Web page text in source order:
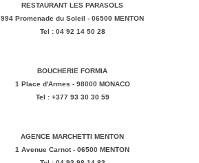
RESTAURANT LES PARASOLS
994 Promenade du Soleil - 06500 MENTON
Tel : 04 92 14 50 28
BOUCHERIE FORMIA
1 Place d'Armes - 98000 MONACO
Tel : +377 93 30 30 59
AGENCE MARCHETTI MENTON
1 Avenue Carnot - 06500 MENTON